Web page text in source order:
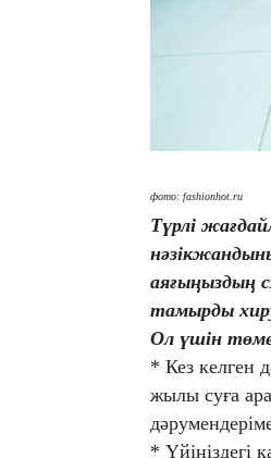
фото: fashionhot.ru
Түрлі
аяғыңыздың
тамырды
Ол үшін
* Кез келген
жылы суға
* Үйіңіздегі